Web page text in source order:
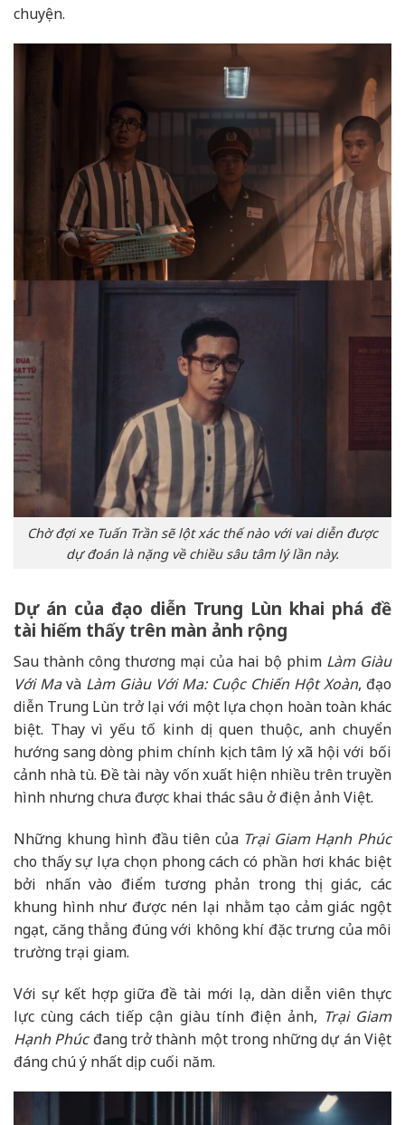
chuyện.
Chờ đợi xe Tuấn Trần sẽ lột xác thế nào với vai diễn được
dự đoán là nặng về chiều sâu tâm lý lần này.
Dự án của đạo diễn Trung Lùn khai phá đề
tài hiếm thấy trên màn ảnh rộng
Sau thành công thương mại của hai bộ phim Làm Giàu
Với Mavà Làm Giàu Với Ma: Cuộc Chiến Hột Xoàn, đạo
diễn Trung Lùn trở lại với một lựa chọn hoàn toàn khác
biệt. Thay vì yếu tố kinh dị quen thuộc, anh chuyển
hướng sang dòng phim chính kịch tâm lý xã hội với bối
cảnh nhà tù. Đề tài này vốn xuất hiện nhiều trên truyền
hình nhưng chưa được khai thác sâu ở điện ảnh Việt.
Những khung hình đầu tiên của Trại Giam Hạnh Phúc
cho thấy sự lựa chọn phong cách có phần hơi khác biệt
bởi nhấn vào điểm tương phản trong thị giác, các
khung hình như được nén lại nhằm tạo cảm giác ngột
ngạt, căng thẳng đúng với không khí đặc trưng của môi
trường trại giam.
Với sự kết hợp giữa đề tài mới lạ, dàn diễn viên thực
lực cùng cách tiếp cận giàu tính điện ảnh, Trại Giam
Hạnh Phúcđang trở thành một trong những dự án Việt
đáng chú ý nhất dịp cuối năm.